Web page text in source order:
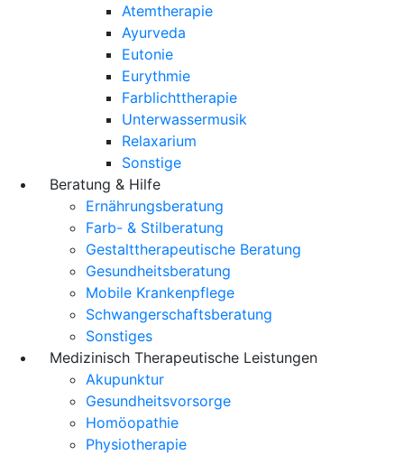
Atemtherapie
Ayurveda
Eutonie
Eurythmie
Farblichttherapie
Unterwassermusik
Relaxarium
Sonstige
Beratung & Hilfe
Ernährungsberatung
Farb- & Stilberatung
Gestalttherapeutische Beratung
Gesundheitsberatung
Mobile Krankenpflege
Schwangerschaftsberatung
Sonstiges
Medizinisch Therapeutische Leistungen
Akupunktur
Gesundheitsvorsorge
Homöopathie
Physiotherapie